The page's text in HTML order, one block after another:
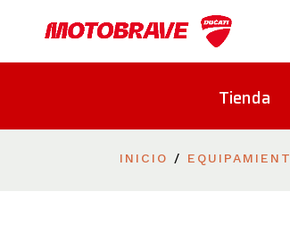
Tienda
INICIO /